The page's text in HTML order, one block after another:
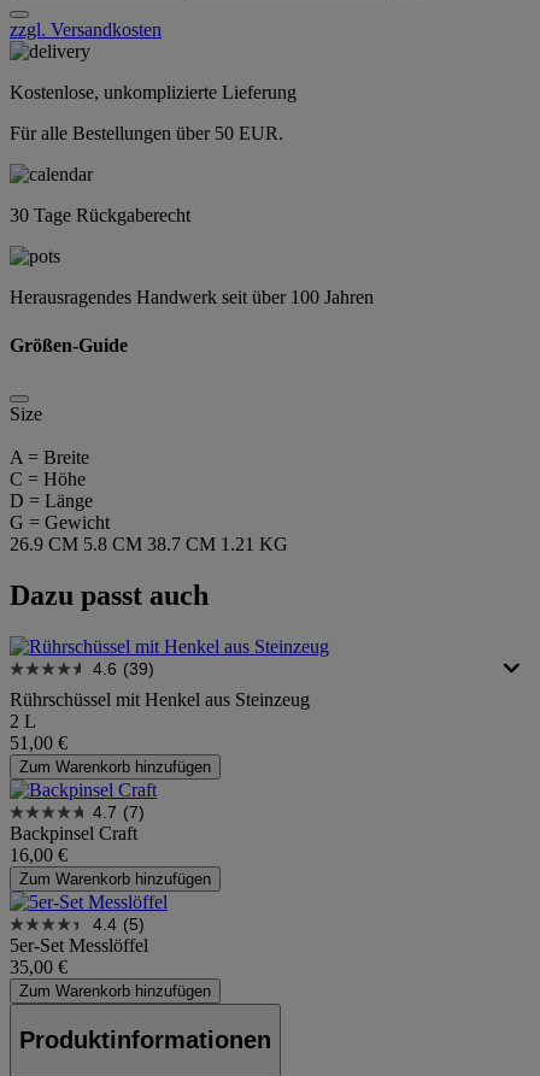
zzgl. Versandkosten
Kostenlose, unkomplizierte Lieferung
Für alle Bestellungen über 50 EUR.
30 Tage Rückgaberecht
Herausragendes Handwerk seit über 100 Jahren
Größen-Guide
Size
A = Breite
C = Höhe
D = Länge
G = Gewicht
26.9 CM 5.8 CM 38.7 CM 1.21 KG
Dazu passt auch
4.6 (39)
Rührschüssel mit Henkel aus Steinzeug
2 L
51,00 €
Zum Warenkorb hinzufügen
4.7 (7)
Backpinsel Craft
16,00 €
Zum Warenkorb hinzufügen
4.4 (5)
5er-Set Messlöffel
35,00 €
Zum Warenkorb hinzufügen
Produktinformationen